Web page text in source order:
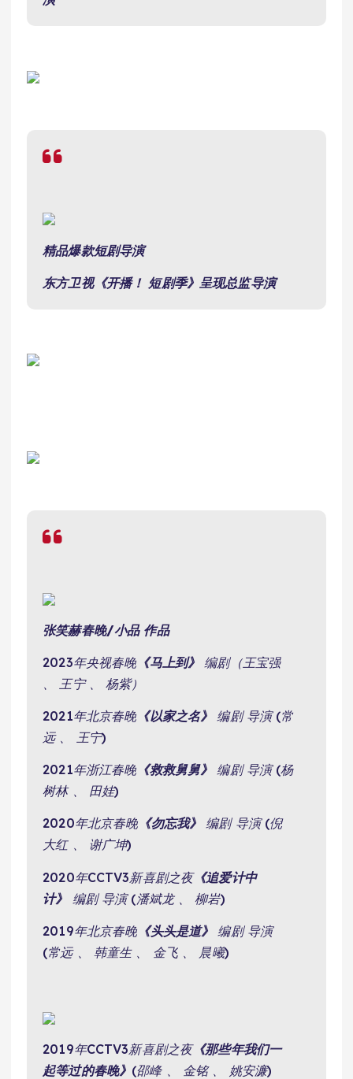
精品爆款短剧导演
东方卫视《开播！ 短剧季》呈现总监导演
张笑赫春晚/小品 作品
2023年央视春晚 《马上到》 编剧（王宝强
、 王宁 、 杨紫）
2021年北京春晚 《以家之名》 编剧 导演 (常
远 、 王宁)
2021年浙江春晚 《救救舅舅》 编剧 导演 (杨
树林 、 田娃)
2020年北京春晚 《勿忘我》 编剧 导演 (倪
大红 、 谢广坤)
2020年CCTV3新喜剧之夜《追爱计中
计》
编剧 导演 (潘斌龙 、 柳岩)
2019年北京春晚 《头头是道》
编剧 导演
(常远 、 韩童生 、 金飞 、 晨曦)
2019年CCTV3新喜剧之夜《那些年我们一
起等过的春晚》 (邵峰 、 金铭 、 姚安濂)